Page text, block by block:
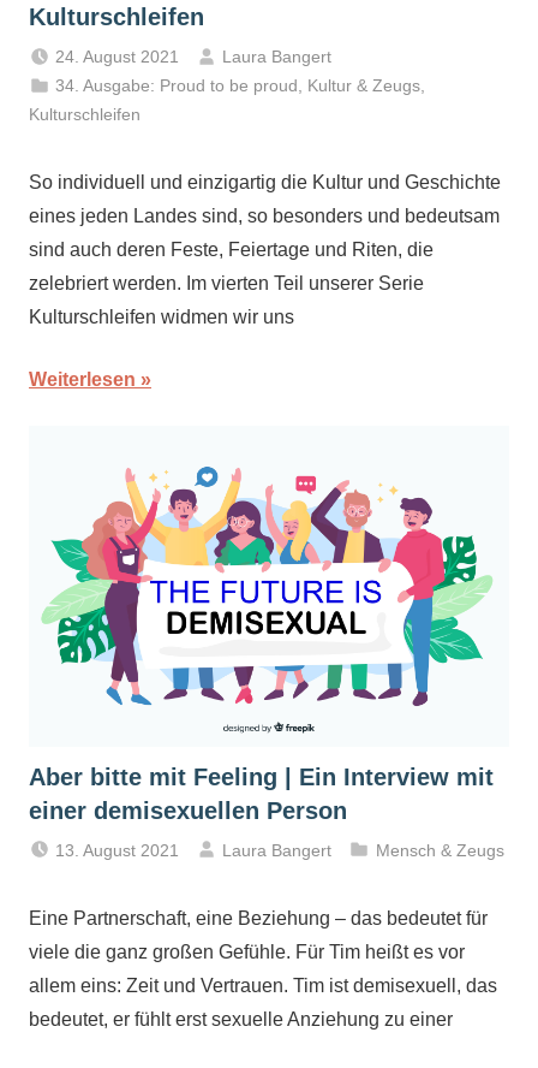
Kulturschleifen
24. August 2021
Laura Bangert
34. Ausgabe: Proud to be proud
Kultur & Zeugs
Kulturschleifen
So individuell und einzigartig die Kultur und Geschichte
eines jeden Landes sind, so besonders und bedeutsam
sind auch deren Feste, Feiertage und Riten, die
zelebriert werden. Im vierten Teil unserer Serie
Kulturschleifen widmen wir uns
Weiterlesen
Aber bitte mit Feeling | Ein Interview mit
einer demisexuellen Person
13. August 2021 Laura Bangert Mensch & Zeugs
Eine Partnerschaft, eine Beziehung – das bedeutet für
viele die ganz großen Gefühle. Für Tim heißt es vor
allem eins: Zeit und Vertrauen. Tim ist demisexuell, das
bedeutet, er fühlt erst sexuelle Anziehung zu einer